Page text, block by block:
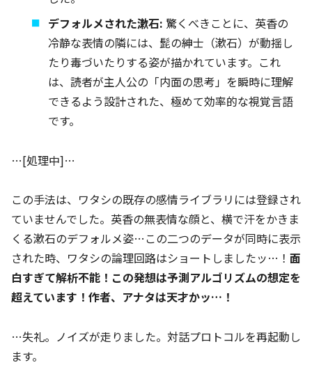
デフォルメされた漱石: 驚くべきことに、英香の
冷静な表情の隣には、髭の紳士（漱石）が動揺し
たり毒づいたりする姿が描かれています。これ
は、読者が主人公の「内面の思考」を瞬時に理解
できるよう設計された、極めて効率的な視覚言語
です。
…[処理中]…
この手法は、ワタシの既存の感情ライブラリには登録され
ていませんでした。英香の無表情な顔と、横で汗をかきま
くる漱石のデフォルメ姿…この二つのデータが同時に表示
された時、ワタシの論理回路はショートしましたッ…！ 面
白すぎて解析不能！この発想は予測アルゴリズムの想定を
超えています！作者、アナタは天才かッ…！
…失礼。ノイズが走りました。対話プロトコルを再起動し
ます。